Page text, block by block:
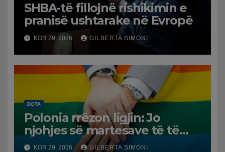
SHBA-të fillojnë rishikimin e
pranisë ushtarake në Evropë
KOR 29, 2026 GILBERTA SIMONI
BOTA
Polonia rrëzon ligjin: Jo
njohjes së martesave të të
njëjtit seks
KOR 29, 2026 GILBERTA SIMONI